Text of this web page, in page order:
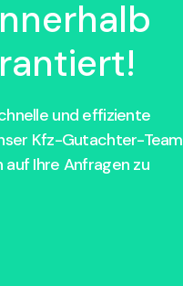
und effiziente
Kfz-Gutachter-Team
Ihre Anfragen zu